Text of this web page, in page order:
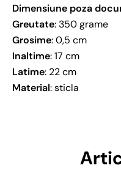
Dimensiune poza
Greutate: 350 grame
Grosime: 0,5 cm
Inaltime: 17 cm
Latime: 22 cm
Material: sticla